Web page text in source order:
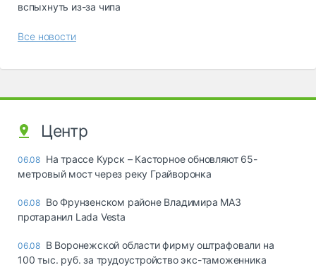
вспыхнуть из-за чипа
Все новости
Центр
06.08 На трассе Курск – Касторное обновляют 65-
метровый мост через реку Грайворонка
06.08 Во Фрунзенском районе Владимира МАЗ
протаранил Lada Vesta
06.08 В Воронежской области фирму оштрафовали на
100 тыс. руб. за трудоустройство экс-таможенника